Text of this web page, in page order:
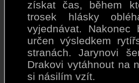
získat čas, během
trosek hlásky
vyjednávat.
určen výsledkem
stranách. Jarynovi
Drakovi vytáhnout na
si násilím vzít.